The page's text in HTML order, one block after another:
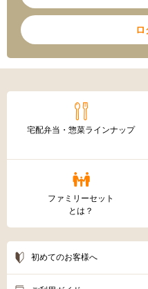
宅配弁当・惣菜ラインナップ
ファミリーセット
とは？
初めてのお客様へ